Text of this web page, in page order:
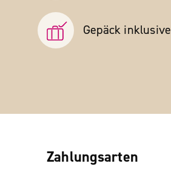
Gepäck inklusive
Zahlungsarten